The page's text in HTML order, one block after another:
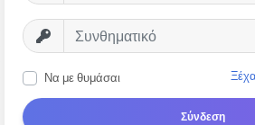
Να με θυμάσαι
Σύνδεση